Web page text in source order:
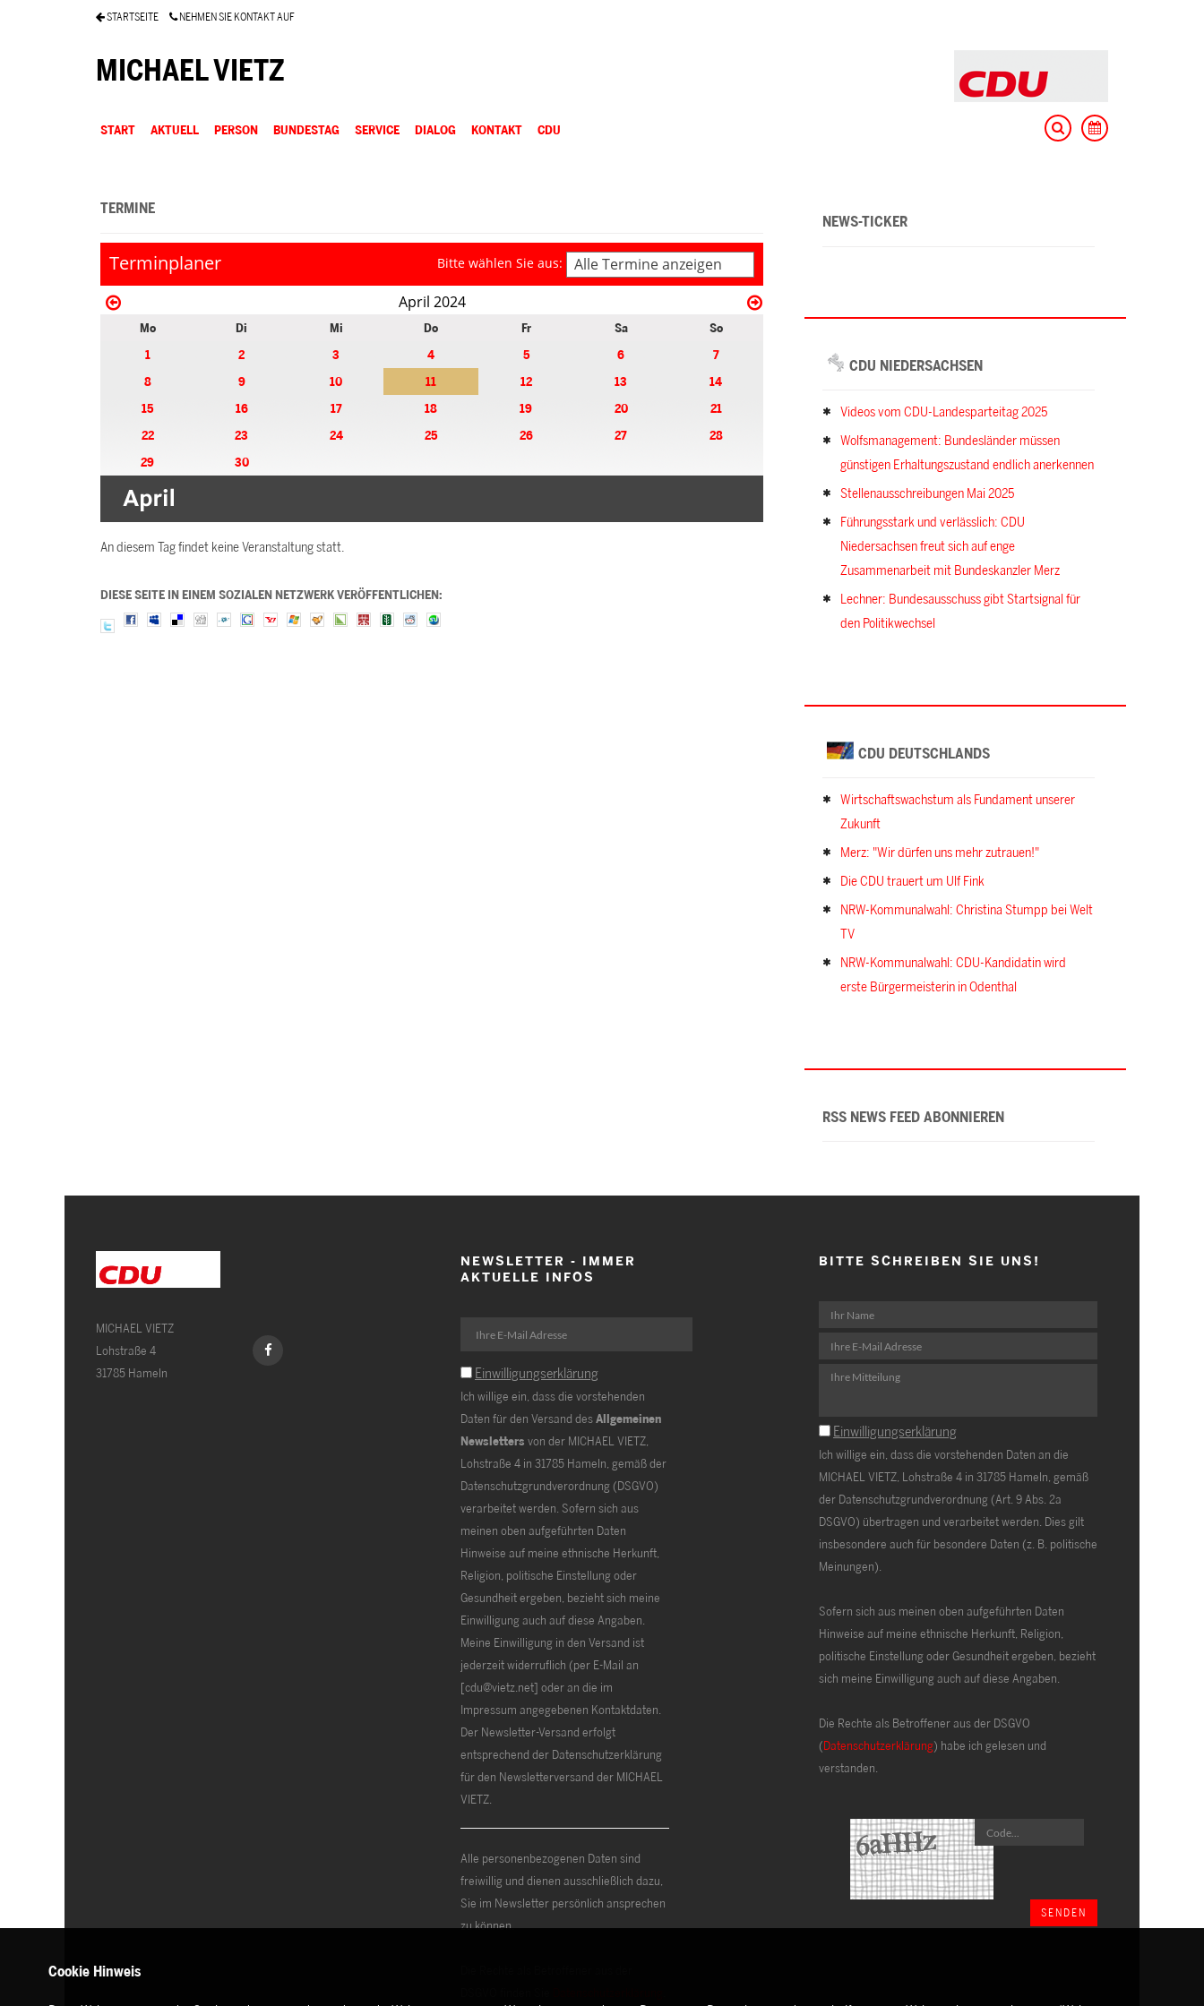
STARTSEITE NEHMEN SIE KONTAKT AUF
MICHAEL VIETZ
START AKTUELL PERSON BUNDESTAG SERVICE DIALOG KONTAKT CDU
TERMINE
Terminplaner Bitte wählen Sie aus:
Alle Termine anzeigen
April 2024
Mo Di Mi Do Fr Sa
So
1
2 3 4 5 6
7
8
9 10 11 12 13
14
15
16 17 18 19 20
21
22
23 24 25 26 27
28
29
30
An diesem Tag findet keine Veranstaltung statt.
DIESE SEITE IN EINEM SOZIALEN NETZWERK VERÖFFENTLICHEN:
NEWS-TICKER
CDU NIEDERSACHSEN
Videos vom CDU-Landesparteitag 2025
Wolfsmanagement: Bundesländer müssen
günstigen Erhaltungszustand endlich anerkennen
Stellenausschreibungen Mai 2025
Führungsstark und verlässlich: CDU
Niedersachsen freut sich auf enge
Zusammenarbeit mit Bundeskanzler Merz
Lechner: Bundesausschuss gibt Startsignal für
den Politikwechsel
CDU DEUTSCHLANDS
Wirtschaftswachstum als Fundament unserer
Zukunft
Merz: "Wir dürfen uns mehr zutrauen!"
Die CDU trauert um Ulf Fink
NRW-Kommunalwahl: Christina Stumpp bei Welt
TV
NRW-Kommunalwahl: CDU-Kandidatin wird
erste Bürgermeisterin in Odenthal
RSS NEWS FEED ABONNIEREN
MICHAEL VIETZ
Lohstraße 4
31785 Hameln
NEWSLETTER - IMMER
AKTUELLE INFOS
Einwilligungserklärung
Ich willige ein, dass die vorstehenden
Daten für den Versand desAllgemeinen
Newsletters von der MICHAEL VIETZ,
Lohstraße 4 in 31785 Hameln, gemäß der
Datenschutzgrundverordnung (DSGVO)
verarbeitet werden. Sofern sich aus
meinen oben aufgeführten Daten
Hinweise auf meine ethnische Herkunft,
Religion, politische Einstellung oder
Gesundheit ergeben, bezieht sich meine
Einwilligung auch auf diese Angaben.
Meine Einwilligung in den Versand ist
jederzeit widerruflich (per E-Mail an
[cdu@vietz.net] oder an die im
Impressum angegebenen Kontaktdaten.
Der Newsletter-Versand erfolgt
entsprechend der Datenschutzerklärung
für den Newsletterversand der MICHAEL
VIETZ.
Alle personenbezogenen Daten sind
freiwillig und dienen ausschließlich dazu,
Sie im Newsletter persönlich ansprechen
zu können.
BITTE SCHREIBEN SIE UNS!
Einwilligungserklärung
Ich willige ein, dass die vorstehenden Daten an die
MICHAEL VIETZ, Lohstraße 4 in 31785 Hameln, gemäß
der Datenschutzgrundverordnung (Art. 9 Abs. 2a
DSGVO) übertragen und verarbeitet werden. Dies gilt
insbesondere auch für besondere Daten (z. B. politische
Meinungen).
Sofern sich aus meinen oben aufgeführten Daten
Hinweise auf meine ethnische Herkunft, Religion,
politische Einstellung oder Gesundheit ergeben, bezieht
sich meine Einwilligung auch auf diese Angaben.
Die Rechte als Betroffener aus der DSGVO
(Datenschutzerklärung) habe ich gelesen und
verstanden.
SENDEN
Cookie Hinweis